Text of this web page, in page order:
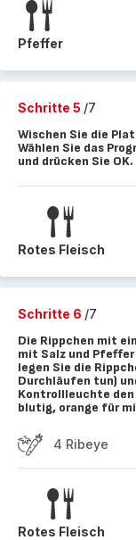
Pfeffer
Schritte 5 /7
Wischen Sie die
Wählen Sie das
und drücken Sie OK.
Rotes Fleisch
Schritte 6 /7
Die Rippchen mit
mit Salz und
legen Sie die
Durchläufen tun)
Kontrollleuchte
blutig, orange für
4 Ribeye
Rotes Fleisch